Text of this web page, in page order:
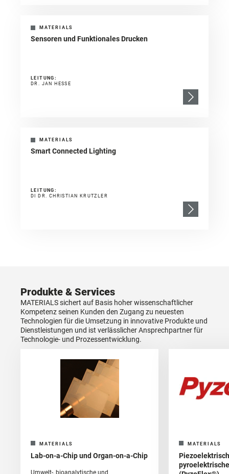
MATERIALS
Sensoren und Funktionales Drucken
LEITUNG:
DR. JAN HESSE
MATERIALS
Smart Connected Lighting
LEITUNG:
DI DR. CHRISTIAN KRUTZLER
Produkte & Services
MATERIALS sichert auf Basis hoher wissenschaftlicher
Kompetenz seinen Kunden den Zugang zu neuesten
Technologien für die Umsetzung in innovative Produkte und
Dienstleistungen und ist verlässlicher Ansprechpartner für
Technologie- und Prozessentwicklung.
MATERIALS
Lab-on-a-Chip und Organ-on-a-Chip
Umwelt-, bioanalytische und
MATERIALS